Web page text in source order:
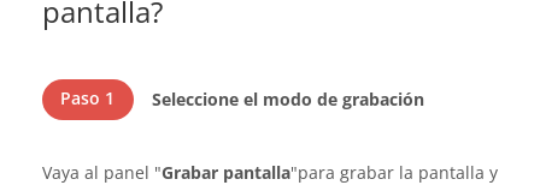
pantalla?
Paso 1 Seleccione el modo de grabación
Vaya al panel "Grabar pantalla"para grabar la pantalla y